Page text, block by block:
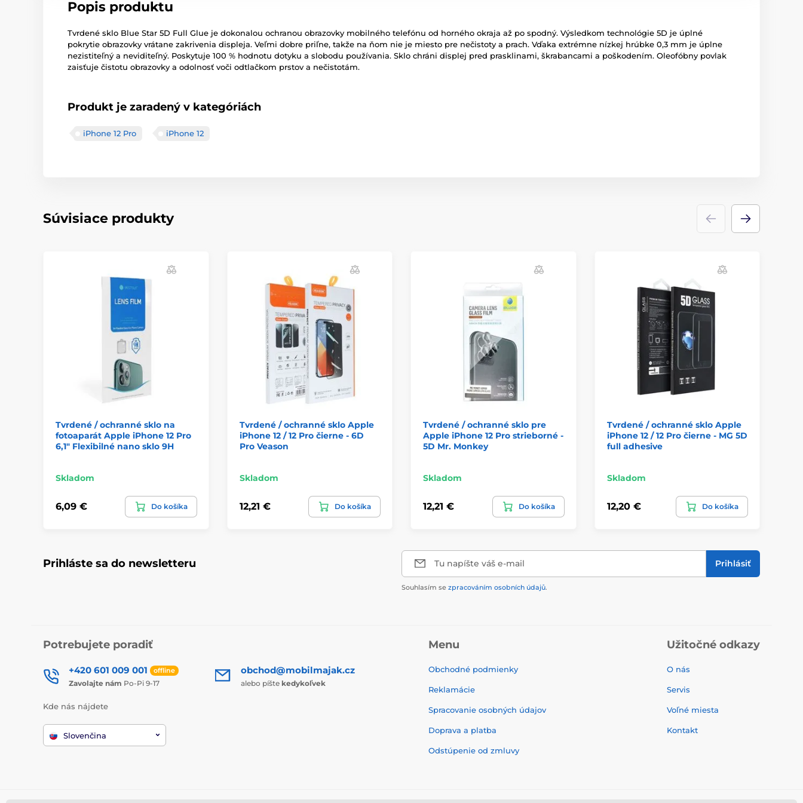
Popis produktu
Tvrdené sklo Blue Star 5D Full Glue je dokonalou ochranou obrazovky mobilného telefónu od horného okraja až po spodný. Výsledkom technológie 5D je úplné
pokrytie obrazovky vrátane zakrivenia displeja. Veľmi dobre priľne, takže na ňom nie je miesto pre nečistoty a prach. Vďaka extrémne nízkej hrúbke 0,3 mm je úplne
nezistiteľný a neviditeľný. Poskytuje 100 % hodnotu dotyku a slobodu používania. Sklo chráni displej pred prasklinami, škrabancami a poškodením. Oleofóbny povlak
zaisťuje čistotu obrazovky a odolnosť voči odtlačkom prstov a nečistotám.
Produkt je zaradený v kategóriách
iPhone 12 Pro iPhone 12
Súvisiace produkty
Tvrdené / ochranné sklo na
fotoaparát Apple iPhone 12 Pro
6,1" Flexibilné nano sklo 9H
Skladom
6,09 € Do košíka
Tvrdené / ochranné sklo Apple
iPhone 12 / 12 Pro čierne - 6D
Pro Veason
Skladom
12,21 € Do košíka
Tvrdené / ochranné sklo pre
Apple iPhone 12 Pro strieborné -
5D Mr. Monkey
Skladom
12,21 € Do košíka
Tvrdené / ochranné sklo Apple
iPhone 12 / 12 Pro čierne - MG 5D
full adhesive
Skladom
12,20 € Do košíka
Prihláste sa do newsletteru Tu napíšte váš e-mail Prihlásiť
Souhlasím se zpracováním osobních údajů.
Potrebujete poradiť
+420 601 009 001 offline
Zavolajte nám Po-Pi 9-17
obchod@mobilmajak.cz
alebo píšte kedykoľvek
Kde nás nájdete
Slovenčina
Menu
Obchodné podmienky
Reklamácie
Spracovanie osobných údajov
Doprava a platba
Odstúpenie od zmluvy
Užitočné odkazy
O nás
Servis
Voľné miesta
Kontakt